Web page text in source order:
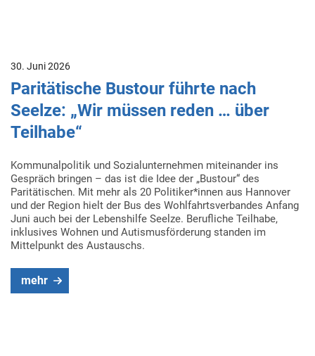
30. Juni 2026
Paritätische Bustour führte nach
Seelze: „Wir müssen reden … über
Teilhabe“
Kommunalpolitik und Sozialunternehmen miteinander ins
Gespräch bringen – das ist die Idee der „Bustour“ des
Paritätischen. Mit mehr als 20 Politiker*innen aus Hannover
und der Region hielt der Bus des Wohlfahrtsverbandes Anfang
Juni auch bei der Lebenshilfe Seelze. Berufliche Teilhabe,
inklusives Wohnen und Autismusförderung standen im
Mittelpunkt des Austauschs.
mehr